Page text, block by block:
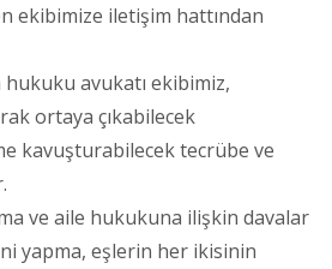
ekibimize iletişim hattından
avukatı ekibimiz,
ortaya çıkabilecek
kavuşturabilecek tecrübe ve
ve aile hukukuna ilişkin davalar
yapma, eşlerin her ikisinin